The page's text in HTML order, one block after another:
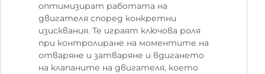
оптимизират работата на
двигателя според конкретни
изисквания. Те играят ключова роля
при контролиране на моментите на
отваряне и затваряне и вдигането
на клапаните на двигателя, което